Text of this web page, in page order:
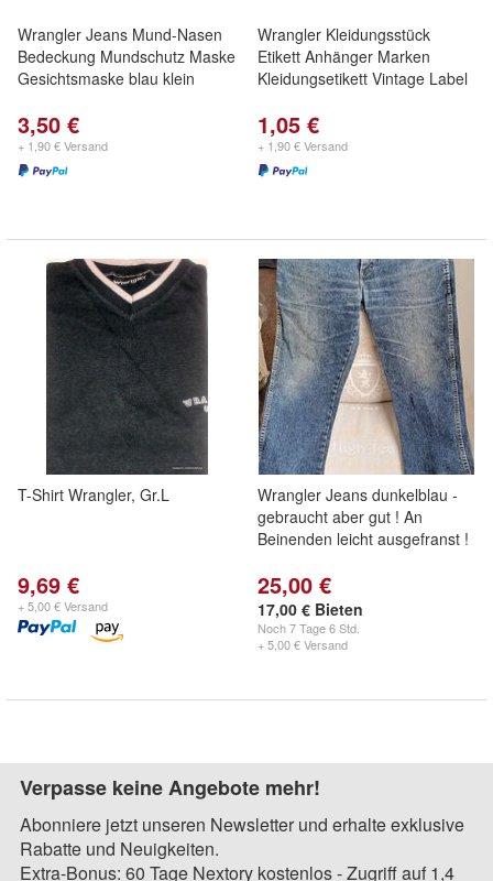
Wrangler Jeans Mund-Nasen
Bedeckung Mundschutz Maske
Gesichtsmaske blau klein
3,50 €
+ 1,90 € Versand
Wrangler Kleidungsstück
Etikett Anhänger Marken
Kleidungsetikett Vintage Label
1,05 €
+ 1,90 € Versand
T-Shirt Wrangler, Gr.L
9,69 €
+ 5,00 € Versand
Wrangler Jeans dunkelblau -
gebraucht aber gut ! An
Beinenden leicht ausgefranst !
25,00 €
17,00 € Bieten
Noch7 Tage 6 Std.
+ 5,00 € Versand
Verpasse keine Angebote mehr!
Abonniere jetzt unseren Newsletter und erhalte exklusive
Rabatte und Neuigkeiten.
Extra-Bonus: 60 Tage Nextory kostenlos - Zugriff auf 1,4